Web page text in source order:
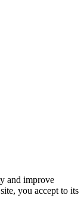
and improve
you accept to its